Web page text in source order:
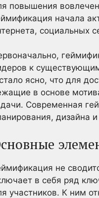
повышения
начала
социальных
к
ясно, что для
в основе
Современная
дизайна
не
в себя ряд
участников. К ним